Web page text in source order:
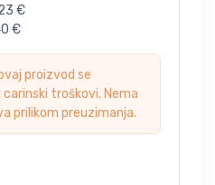
€
€
proizvod se
troškovi. Nema
prilikom preuzimanja.